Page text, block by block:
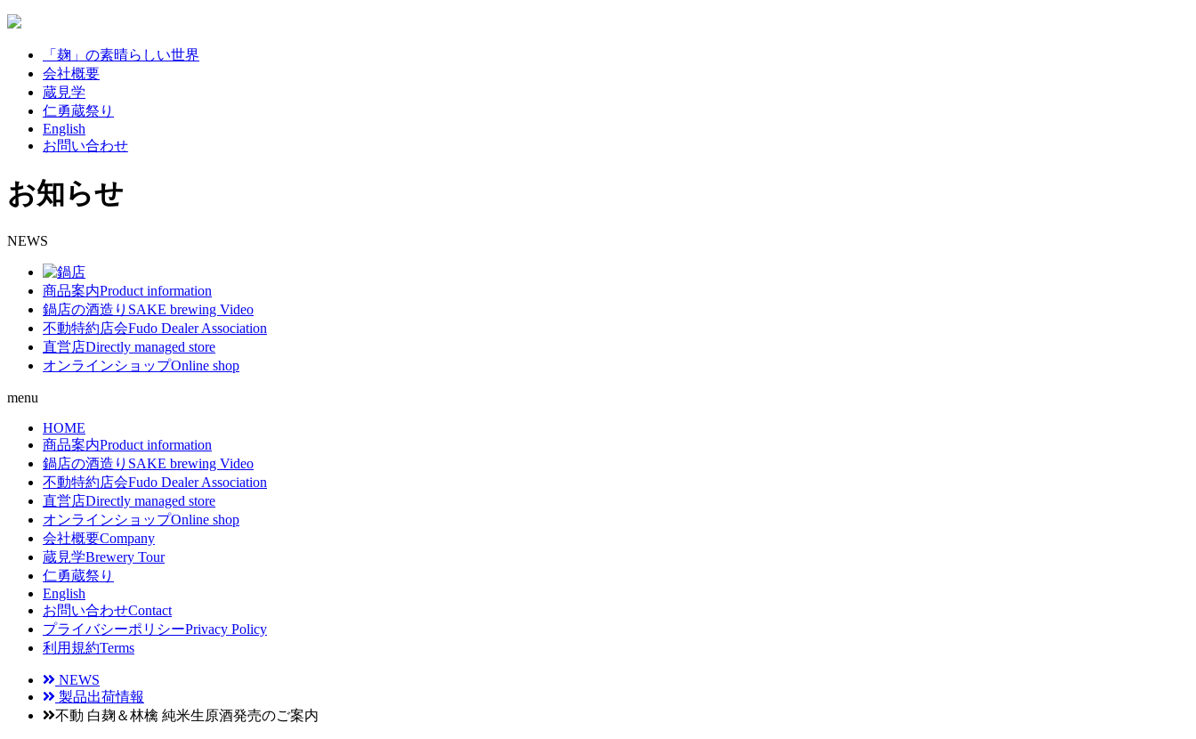
「麹」の素晴らしい世界
会社概要
蔵見学
仁勇蔵祭り
English
お問い合わせ
お知らせ
NEWS
商品案内Product information
鍋店の酒造り SAKE brewing Video
不動特約店会Fudo Dealer Association
直営店Directly managed store
オンラインショップOnline shop
menu
HOME
商品案内Product information
鍋店の酒造り SAKE brewing Video
不動特約店会Fudo Dealer Association
直営店Directly managed store
オンラインショップOnline shop
会社概要Company
蔵見学Brewery Tour
仁勇蔵祭り
English
お問い合わせContact
プライバシーポリシーPrivacy Policy
利用規約Terms
NEWS
製品出荷情報
不動 白麹＆林檎 純米生原酒発売のご案内